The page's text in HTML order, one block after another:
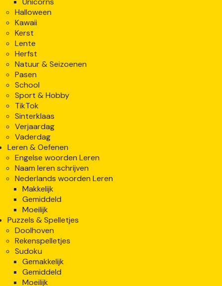
Halloween
Kawaii
Kerst
Lente
Herfst
Natuur & Seizoenen
Pasen
School
Sport & Hobby
TikTok
Sinterklaas
Verjaardag
Vaderdag
Leren & Oefenen
Engelse woorden Leren
Naam leren schrijven
Nederlands woorden Leren
Makkelijk
Gemiddeld
Moeilijk
Puzzels & Spelletjes
Doolhoven
Rekenspelletjes
Sudoku
Gemakkelijk
Gemiddeld
Moeilijk